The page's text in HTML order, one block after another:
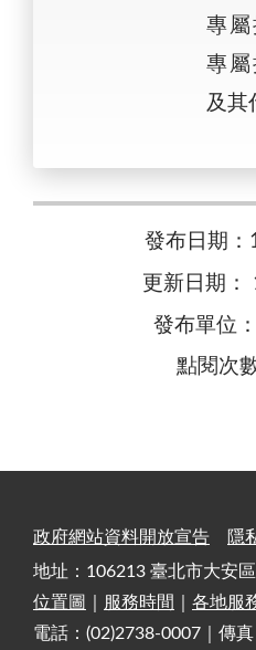
專
專
及其
發布日期
更新日期
發布單位
點閱次
政府網站資料開放宣告 隱
地址：106213 臺北市大安
位置圖
服務時間
各地服
電話：(02)2738-0007｜傳